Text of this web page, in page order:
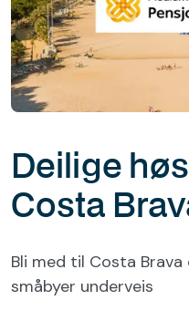
Deilige
Costa
Bli med til Costa
småbyer underveis